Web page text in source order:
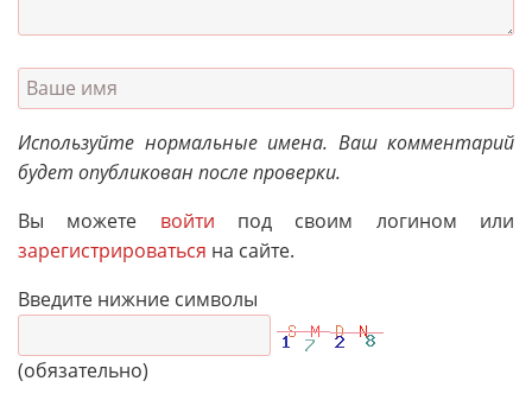
Используйте нормальные имена. Ваш комментарий
будет опубликован после проверки.
Вы можете войти под своим логином или
зарегистрироваться на сайте.
Введите нижние символы
(обязательно)